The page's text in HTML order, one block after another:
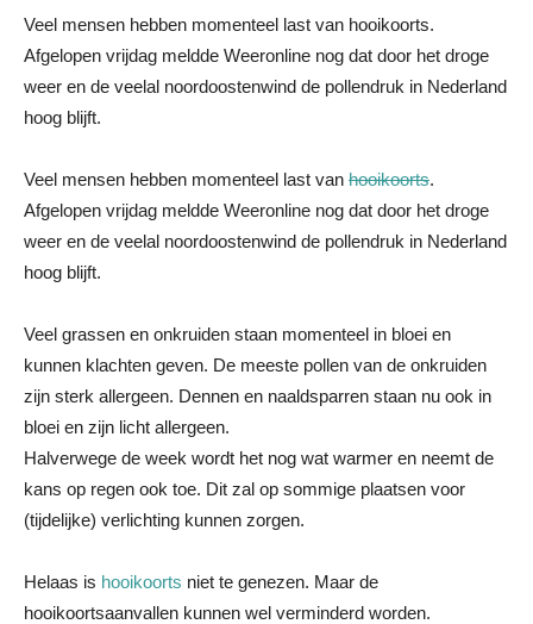
Veel mensen hebben momenteel last van hooikoorts.
Afgelopen vrijdag meldde Weeronline nog dat door het droge
weer en de veelal noordoostenwind de pollendruk in Nederland
hoog blijft.
Veel mensen hebben momenteel last van hooikoorts.
Afgelopen vrijdag meldde Weeronline nog dat door het droge
weer en de veelal noordoostenwind de pollendruk in Nederland
hoog blijft.
Veel grassen en onkruiden staan momenteel in bloei en
kunnen klachten geven. De meeste pollen van de onkruiden
zijn sterk allergeen. Dennen en naaldsparren staan nu ook in
bloei en zijn licht allergeen.
Halverwege de week wordt het nog wat warmer en neemt de
kans op regen ook toe. Dit zal op sommige plaatsen voor
(tijdelijke) verlichting kunnen zorgen.
Helaas is hooikoorts niet te genezen. Maar de
hooikoortsaanvallen kunnen wel verminderd worden.